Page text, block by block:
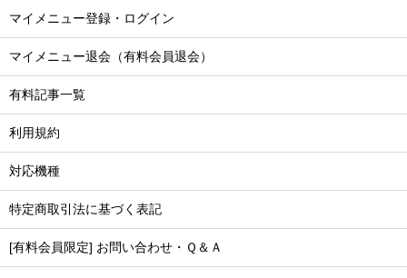
マイメニュー登録・ログイン
マイメニュー退会（有料会員退会）
有料記事一覧
利用規約
対応機種
特定商取引法に基づく表記
[有料会員限定] お問い合わせ・Ｑ＆Ａ